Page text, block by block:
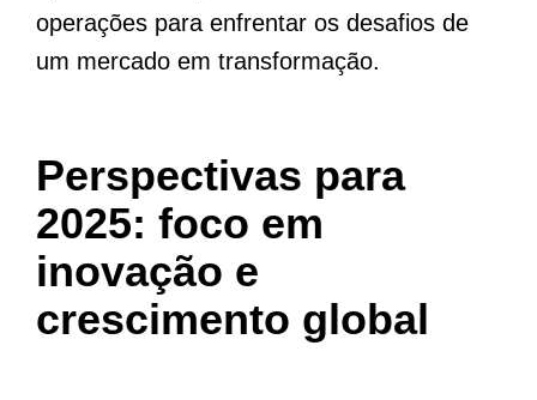
operações para enfrentar os desafios de
um mercado em transformação.
Perspectivas para
2025: foco em
inovação e
crescimento global